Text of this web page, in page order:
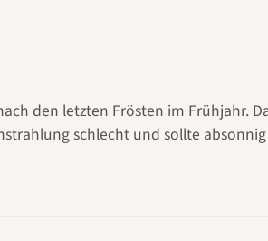
den letzten Frösten im Frühjahr.
schlecht und sollte